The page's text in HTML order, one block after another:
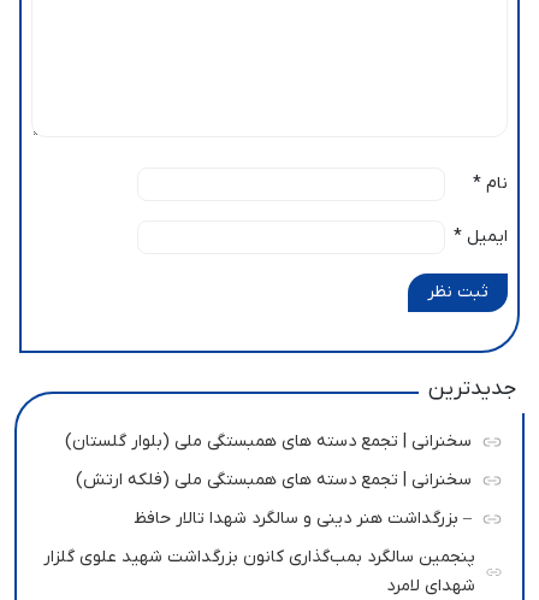
نام *
ایمیل *
ثبت نظر
جدیدترین
سخنرانی | تجمع دسته های همبستگی ملی (بلوار گلستان)
سخنرانی | تجمع دسته های همبستگی ملی (فلکه ارتش)
– بزرگداشت هنر دینی و سالگرد شهدا تالار حافظ
پنجمین سالگرد بمب‌گذاری کانون بزرگداشت شهید علوی گلزار
شهدای لامرد